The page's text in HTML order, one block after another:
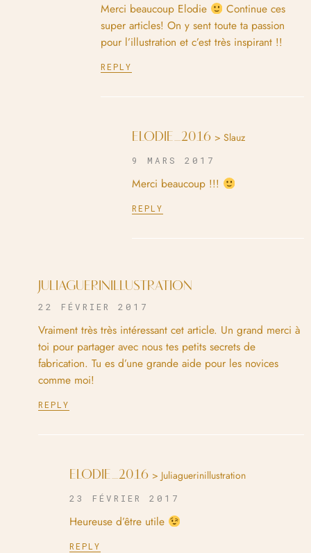
Merci beaucoup Elodie
Continue ces
super articles! On y sent toute ta passion
pour l’illustration et c’est très inspirant !!
REPLY
ELODIE_2016 > Slauz
9 MARS 2017
Merci beaucoup !!!
REPLY
JULIAGUERINILLUSTRATION
22 FÉVRIER 2017
Vraiment très très intéressant cet article. Un grand merci à
toi pour partager avec nous tes petits secrets de
fabrication. Tu es d’une grande aide pour les novices
comme moi!
REPLY
ELODIE_2016 > Juliaguerinillustration
23 FÉVRIER 2017
Heureuse d’être utile
REPLY